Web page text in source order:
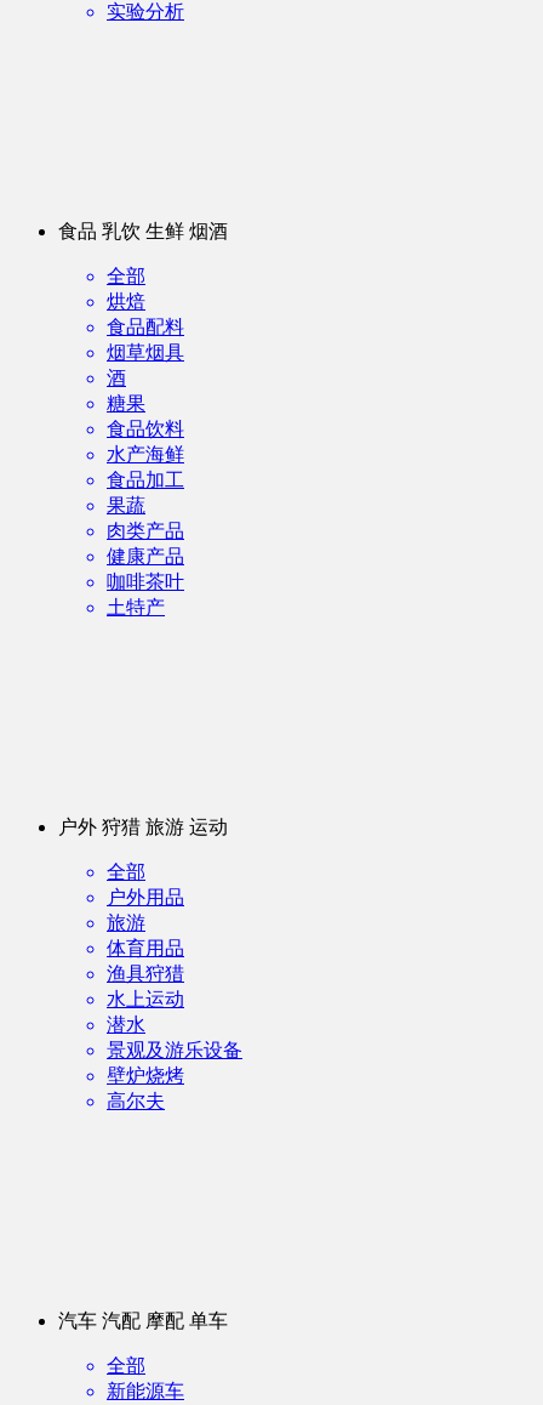
实验分析
食品 乳饮 生鲜 烟酒
全部
烘焙
食品配料
烟草烟具
酒
糖果
食品饮料
水产海鲜
食品加工
果蔬
肉类产品
健康产品
咖啡茶叶
土特产
户外 狩猎 旅游 运动
全部
户外用品
旅游
体育用品
渔具狩猎
水上运动
潜水
景观及游乐设备
壁炉烧烤
高尔夫
汽车 汽配 摩配 单车
全部
新能源车